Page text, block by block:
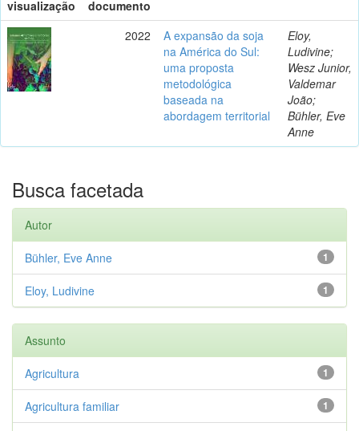
visualização
documento
2022
A expansão da soja
na América do Sul:
uma proposta
metodológica
baseada na
abordagem territorial
Eloy,
Ludivine;
Wesz Junior,
Valdemar
João;
Bühler, Eve
Anne
Busca facetada
Autor
1
Bühler, Eve Anne
1
Eloy, Ludivine
Assunto
1
Agricultura
1
Agricultura familiar